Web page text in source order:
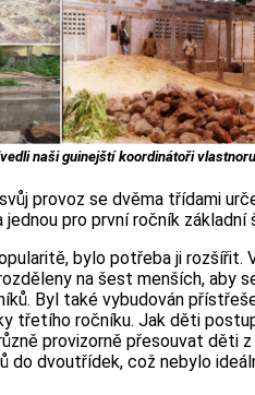
naši guinejští koordinátoři
provoz se dvěma třídami
pro první ročník základní
bylo potřeba ji rozšířit.
na šest menších, aby
Byl také vybudován
třetího ročníku. Jak děti
provizorně přesouvat děti
do dvoutřídek, což nebylo